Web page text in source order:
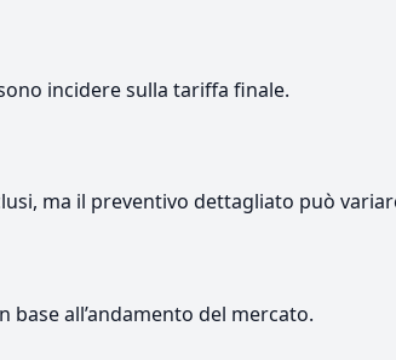
incidere sulla tariffa finale.
ma il preventivo dettagliato può
all’andamento del mercato.